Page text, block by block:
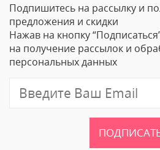
Ваше Имя
Email
Подпишитесь на рассылку и
предложения и скидки
Нажав на кнопку
на получение рассылок и
персональных данных